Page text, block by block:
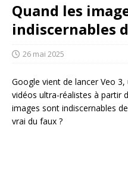
Quand les
indiscernables
26 mai 2025
Google vient de lancer Veo
vidéos ultra-réalistes à partir
images sont indiscernables
vrai du faux ?